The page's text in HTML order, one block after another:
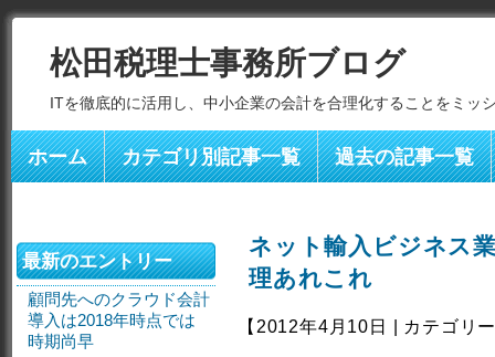
松田税理士事務所ブログ
ITを徹底的に活用し、中小企業の会計を合理化することをミッ
ホーム カテゴリ別記事一覧 過去の記事一覧
ネット輸入ビジネス
理あれこれ
【2012年4月10日 | カテゴリ
最新のエントリー
顧問先へのクラウド会計
導入は2018年時点では
時期尚早